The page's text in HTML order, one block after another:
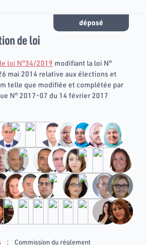
déposé
de loi
loi N°34/2019 modifiant la loi N°
mai 2014 relative aux élections et
telle que modifiée et complétée par
N° 2017-07 du 14 février 2017
: Commission du règlement